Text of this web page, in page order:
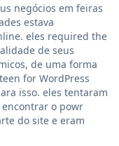
negócios em feiras
estava
eles required the
de seus
de uma forma
for WordPress
isso. eles tentaram
o powr
do site e eram